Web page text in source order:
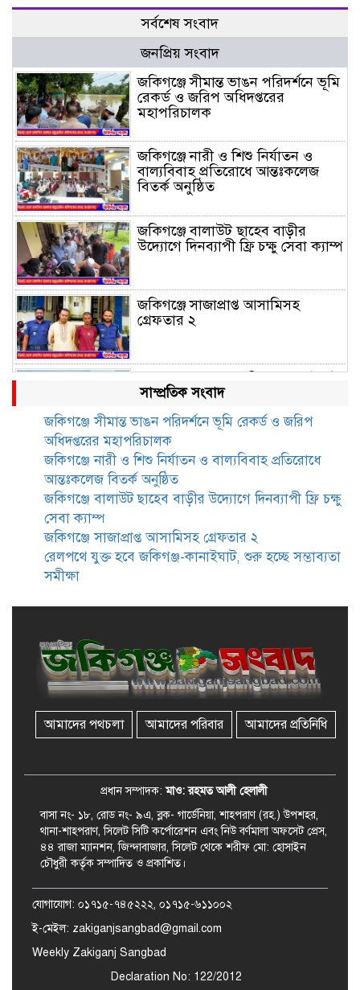
সর্বশেষ সংবাদ
জনপ্রিয় সংবাদ
জকিগঞ্জে সীমান্ত ভাঙন পরিদর্শনে ভূমি
রেকর্ড ও জরিপ অধিদপ্তরের
মহাপরিচালক
জকিগঞ্জে নারী ও শিশু নির্যাতন ও
বাল্যবিবাহ প্রতিরোধে আন্তঃকলেজ
বিতর্ক অনুষ্ঠিত
জকিগঞ্জে বালাউট ছাহেব বাড়ীর
উদ্যোগে দিনব্যাপী ফ্রি চক্ষু সেবা ক্যাম্প
জকিগঞ্জে সাজাপ্রাপ্ত আসামিসহ
গ্রেফতার ২
শুরু হচ্ছে সম্ভাব্যতা সমীক্ষা
সাবেক এমপি হাফিজ আহমদ
মজুমদার কি আত্মগোপনে? ভাইরাল
ছবি ঘিরে আলোচনা!
ভাতা পেতে টাকা লাগে না, জকিগঞ্জে
সমাজসেবা কর্মকর্তার গুরুত্বপূর্ণ বার্তা
জকিগঞ্জে সরকারি পাঁচ ভাতার আবেদন
জকিগঞ্জে সুরমা নদীর বালুমহালে
মোবাইল কোর্ট পরিচালনা করলেন
ইউএনও: সরেজমিনে অভিযোগের
সত্যতা মেলেনি
একজন গ্রেপ্তার
সাম্প্রতিক সংবাদ
জকিগঞ্জে সীমান্ত ভাঙন পরিদর্শনে ভূমি রেকর্ড ও জরিপ
অধিদপ্তরের মহাপরিচালক
জকিগঞ্জে নারী ও শিশু নির্যাতন ও বাল্যবিবাহ প্রতিরোধে
আন্তঃকলেজ বিতর্ক অনুষ্ঠিত
জকিগঞ্জে বালাউট ছাহেব বাড়ীর উদ্যোগে দিনব্যাপী ফ্রি চক্ষু
সেবা ক্যাম্প
জকিগঞ্জে সাজাপ্রাপ্ত আসামিসহ গ্রেফতার ২
রেলপথে যুক্ত হবে জকিগঞ্জ-কানাইঘাট, শুরু হচ্ছে সম্ভাব্যতা
সমীক্ষা
আমাদের পথচলা আমাদের পরিবার আমাদের প্রতিনিধি
প্রধান সম্পাদক:মাও: রহমত আলী হেলালী
বাসা নং- ১৮, রোড নং- ৯এ, ব্লক- গার্ডেনিয়া, শাহপরাণ (রহ.) উপশহর,
থানা-শাহপরাণ, সিলেট সিটি কর্পোরেশন এবং নিউ বর্ণমালা অফসেট প্রেস,
৪৪ রাজা ম্যানশন, জিন্দাবাজার, সিলেট থেকে শরীফ মো: হোসাইন
চৌধুরী কর্তৃক সম্পাদিত ও প্রকাশিত।
যোগাযোগ: ০১৭১৫-৭৪৫২২২, ০১৭১৫-৬১১০০২
ই-মেইল: zakiganjsangbad@gmail.com
Weekly Zakiganj Sangbad
Declaration No: 122/2012